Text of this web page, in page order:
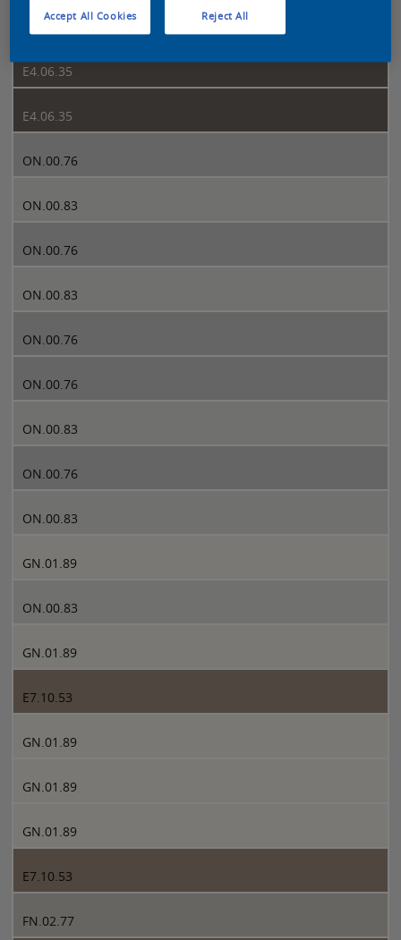
E4.06.35
E4.06.35
E4.06.35
ON.00.76
ON.00.83
ON.00.76
ON.00.83
ON.00.76
ON.00.76
ON.00.83
ON.00.76
ON.00.83
GN.01.89
ON.00.83
GN.01.89
E7.10.53
GN.01.89
GN.01.89
GN.01.89
E7.10.53
FN.02.77
Reject All
Accept All Cookies